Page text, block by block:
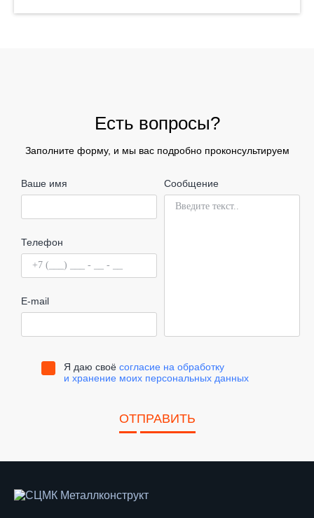
Есть вопросы?
Заполните форму, и мы вас подробно проконсультируем
Ваше имя
Телефон
E-mail
Сообщение
Я даю своё согласие на обработку
и хранение моих персональных данных
ОТПРАВИТЬ